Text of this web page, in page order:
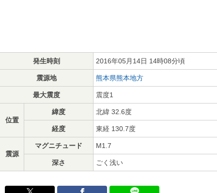
発生時刻 2016年05月14日 14時08分頃
震源地 熊本県熊本地方
最大震度 震度1
位置
緯度 北緯 32.6度
経度 東経 130.7度
震源
マグニチュード M1.7
深さ ごく浅い